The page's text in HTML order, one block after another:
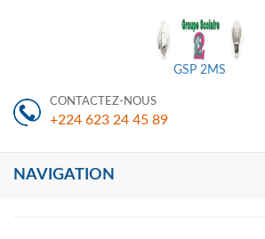
GSP 2MS
CONTACTEZ-NOUS
+224 623 24 45 89
NAVIGATION